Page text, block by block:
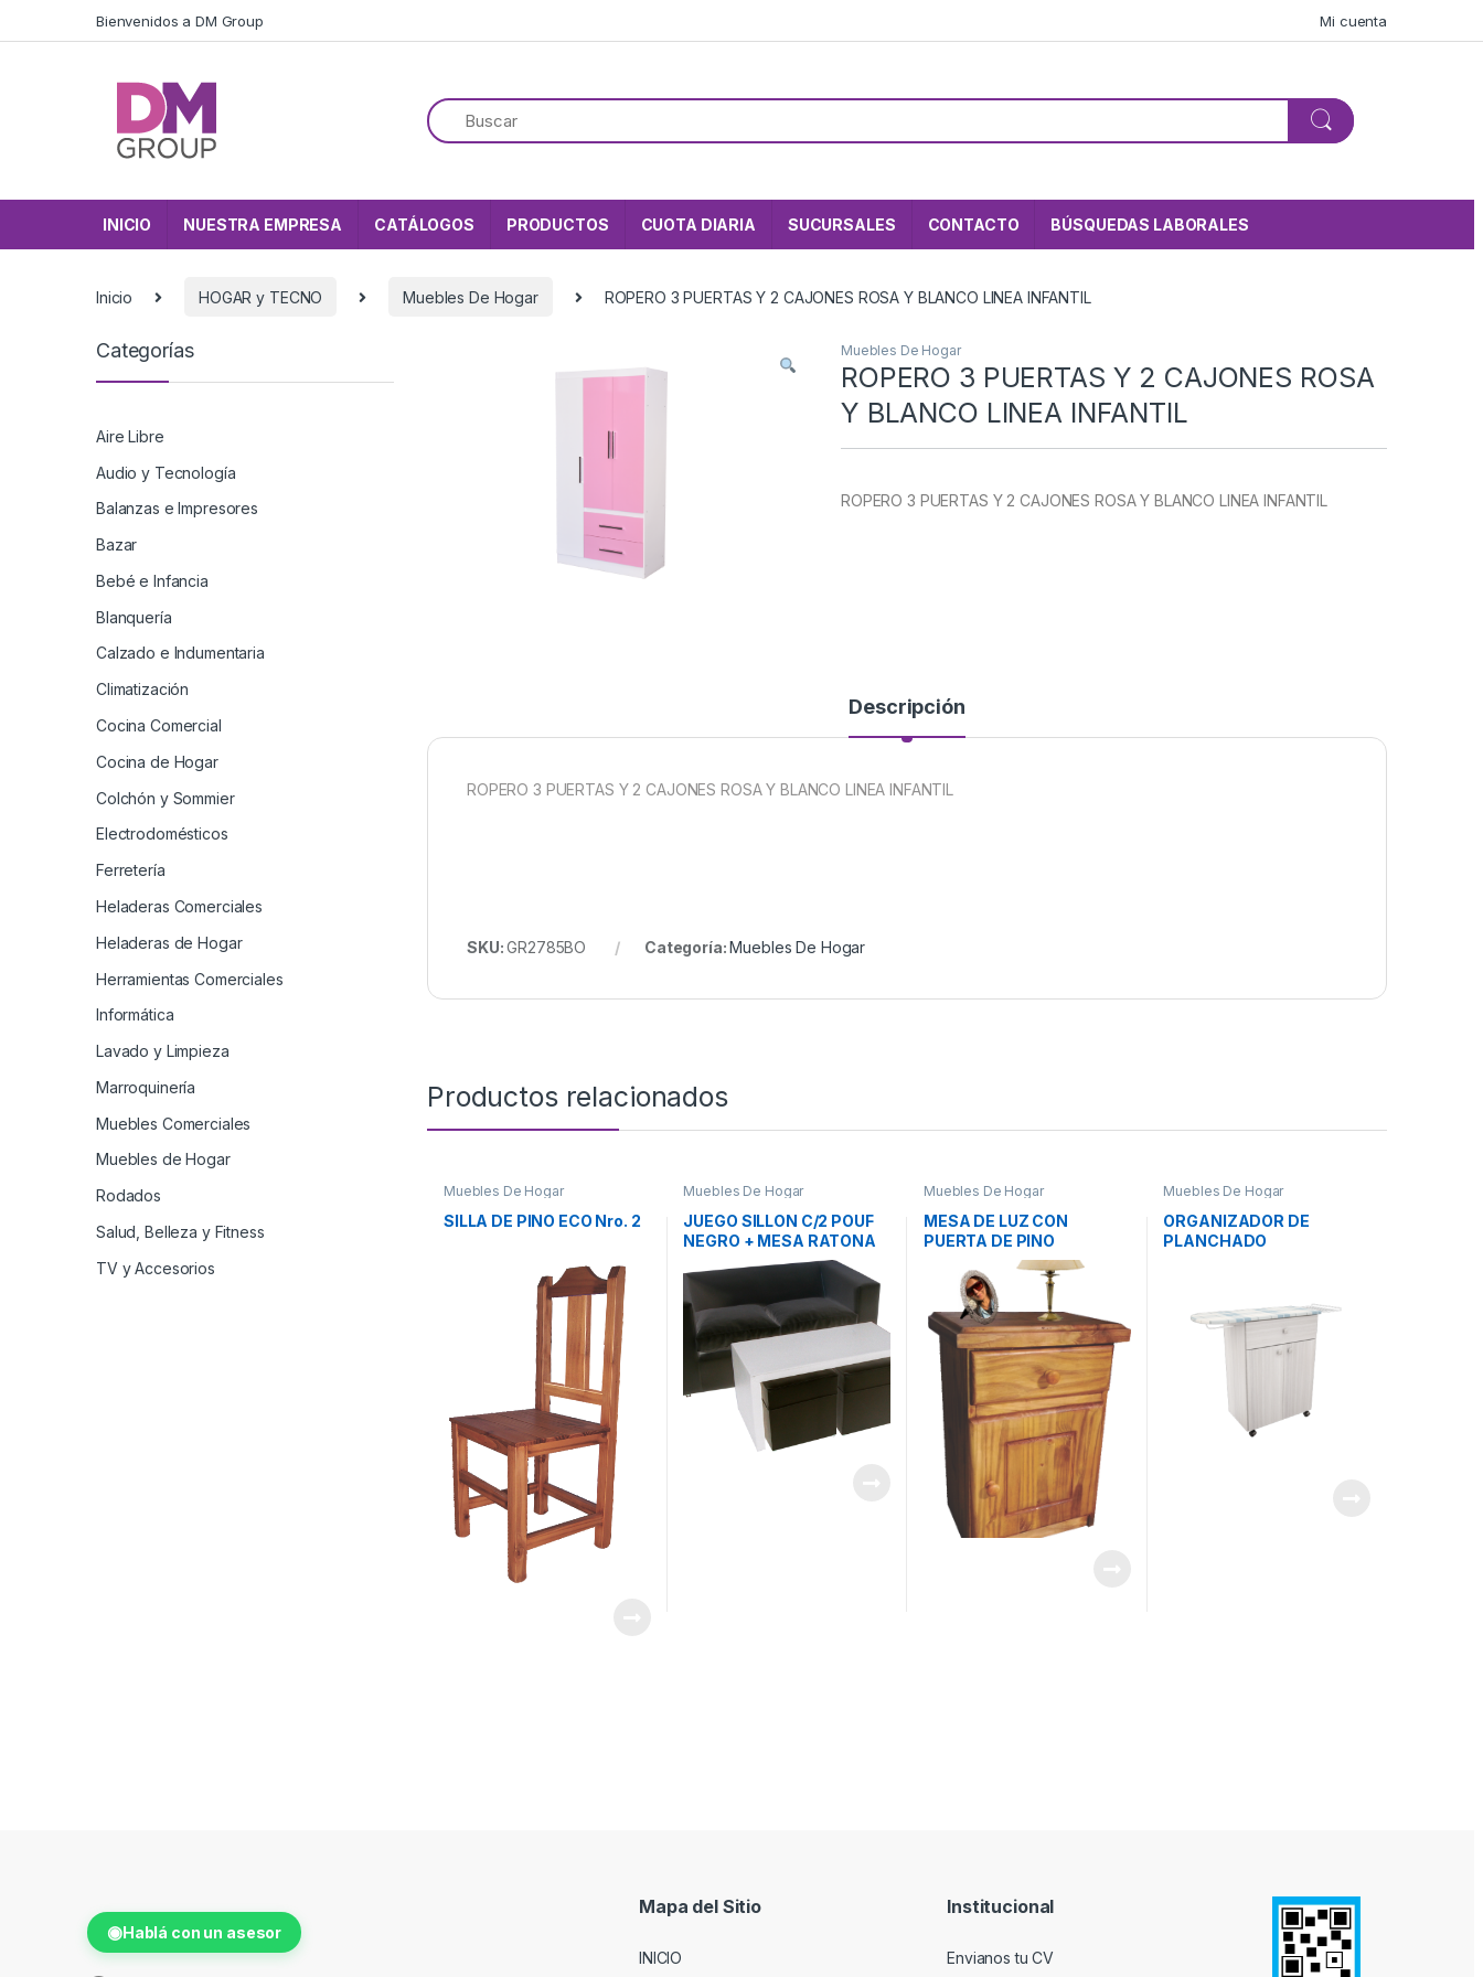
Bienvenidos a DM Group Mi cuenta
INICIO NUESTRA EMPRESA CATÁLOGOS PRODUCTOS CUOTA DIARIA SUCURSALES CONTACTO BÚSQUEDAS LABORALES
Inicio HOGAR y TECNO Muebles De Hogar ROPERO 3 PUERTAS Y 2 CAJONES ROSA Y BLANCO LINEA INFANTIL
Muebles De Hogar
ROPERO 3 PUERTAS Y 2 CAJONES ROSA
Y BLANCO LINEA INFANTIL
ROPERO 3 PUERTAS Y 2 CAJONES ROSA Y BLANCO LINEA INFANTIL
Descripción
ROPERO 3 PUERTAS Y 2 CAJONES ROSA Y BLANCO LINEA INFANTIL
SKU:GR2785BO Categoría:Muebles De Hogar
Productos relacionados
Muebles De Hogar
SILLA DE PINO ECO Nro. 2
Muebles De Hogar
JUEGO SILLON C/2 POUF
NEGRO + MESA RATONA
Muebles De Hogar
MESA DE LUZ CON
PUERTA DE PINO
Muebles De Hogar
ORGANIZADOR DE
PLANCHADO
Categorías
Aire Libre
Audio y Tecnología
Balanzas e Impresores
Bazar
Bebé e Infancia
Blanquería
Calzado e Indumentaria
Climatización
Cocina Comercial
Cocina de Hogar
Colchón y Sommier
Electrodomésticos
Ferretería
Heladeras Comerciales
Heladeras de Hogar
Herramientas Comerciales
Informática
Lavado y Limpieza
Marroquinería
Muebles Comerciales
Muebles de Hogar
Rodados
Salud, Belleza y Fitness
TV y Accesorios
◉Hablá con un asesor
Mapa del Sitio
INICIO
Institucional
Envianos tu CV